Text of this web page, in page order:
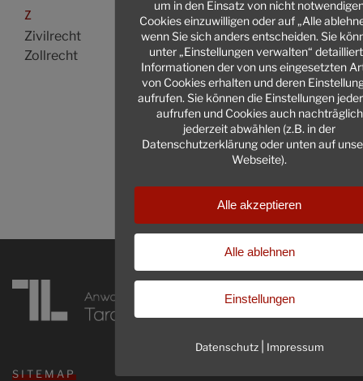
Z
Zivilrecht
Zollrecht
SITEMAP
um in den Einsatz von nicht
Cookies einzuwilligen oder auf „Alle
wenn Sie sich anders entscheiden. Sie
unter „Einstellungen verwalten“
Informationen der von uns eingesetzten
von Cookies erhalten und deren
aufrufen. Sie können die Einstellungen
aufrufen und Cookies auch nachträglich
jederzeit abwählen (z.B. in der
Datenschutzerklärung oder unten auf
Webseite).
Alle akzeptieren
Alle ablehnen
Einstellungen
Datenschutz| Impressum